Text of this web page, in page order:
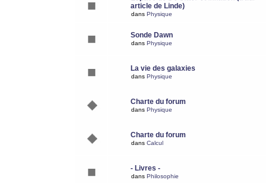
article de Linde)
dans Physique
Sonde Dawn
dans Physique
La vie des galaxies
dans Physique
Charte du forum
dans Physique
Charte du forum
dans Calcul
- Livres -
dans Philosophie